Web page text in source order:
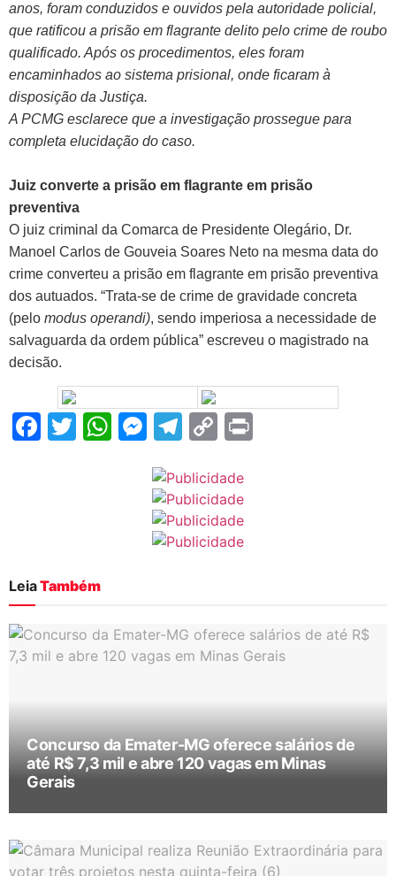
anos, foram conduzidos e ouvidos pela autoridade policial,
que ratificou a prisão em flagrante delito pelo crime de roubo
qualificado. Após os procedimentos, eles foram
encaminhados ao sistema prisional, onde ficaram à
disposição da Justiça.
A PCMG esclarece que a investigação prossegue para
completa elucidação do caso.
Juiz converte a prisão em flagrante em prisão
preventiva
O juiz criminal da Comarca de Presidente Olegário, Dr.
Manoel Carlos de Gouveia Soares Neto na mesma data do
crime converteu a prisão em flagrante em prisão preventiva
dos autuados. “Trata-se de crime de gravidade concreta
(pelo modus operandi), sendo imperiosa a necessidade de
salvaguarda da ordem pública” escreveu o magistrado na
decisão.
Facebook
Twitter
WhatsApp
Messenger
Telegram
Copy
LeiaTambém
Concurso da Emater-MG oferece salários de
até R$ 7,3 mil e abre 120 vagas em Minas
Gerais